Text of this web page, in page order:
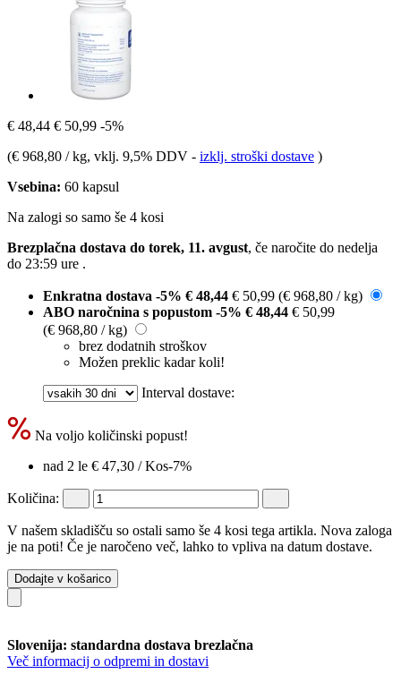
€ 48,44 € 50,99 -5%
(€ 968,80 / kg, vklj. 9,5% DDV - izklj. stroški dostave )
Vsebina: 60 kapsul
Na zalogi so samo še 4 kosi
Brezplačna dostava do torek, 11. avgust, če naročite do nedelja
do 23:59 ure .
Enkratna dostava -5% € 48,44 € 50,99 (€ 968,80 / kg)
ABO naročnina s popustom -5% € 48,44 € 50,99
(€ 968,80 / kg)
brez dodatnih stroškov
Možen preklic kadar koli!
Interval dostave:
Na voljo količinski popust!
nad 2 le € 47,30 / Kos-7%
Količina:
V našem skladišču so ostali samo še 4 kosi tega artikla. Nova zaloga
je na poti! Če je naročeno več, lahko to vpliva na datum dostave.
Dodajte v košarico
Slovenija: standardna dostava brezlačna
Več informacij o odpremi in dostavi